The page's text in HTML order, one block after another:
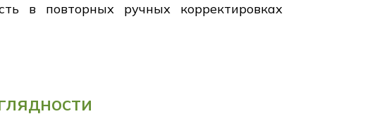
в повторных ручных корректировках